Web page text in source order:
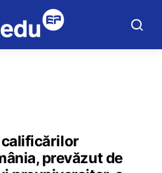
calificărilor
prevăzut de